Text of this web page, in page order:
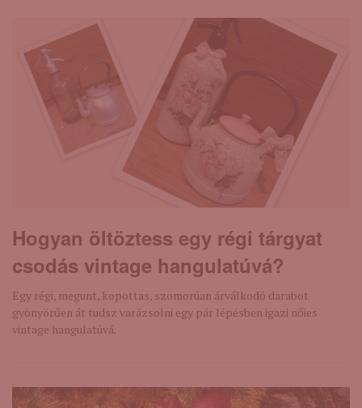
Hogyan öltöztess egy régi tárgyat
csodás vintage hangulatúvá?
Egy régi, megunt, kopottas, szomorúan árválkodó darabot
gyönyörűen át tudsz varázsolni egy pár lépésben igazi nőies
vintage hangulatúvá.